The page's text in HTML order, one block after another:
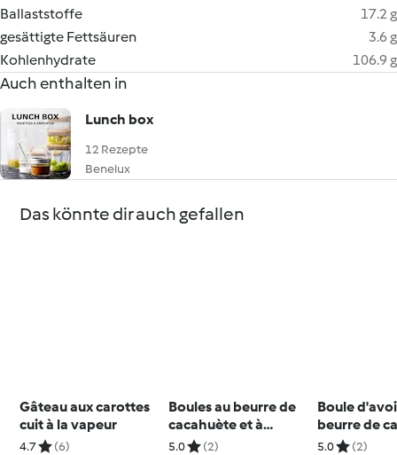
Ballaststoffe
17.2 g
gesättigte Fettsäuren
3.6 g
Kohlenhydrate
106.9 g
Auch enthalten in
Lunch box
12 Rezepte
Benelux
Das könnte dir auch gefallen
Gâteau aux carottes
cuit à la vapeur
4.7 (6)
Boules au beurre de
cacahuète et à
l'avoine
5.0 (2)
Boule
beurre de
5.0 (2)